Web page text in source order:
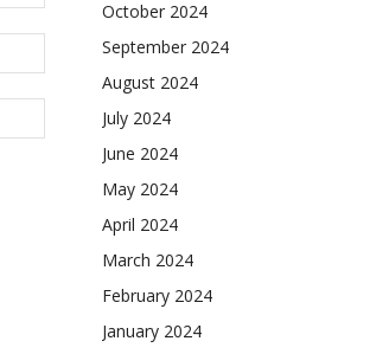
October 2024
September 2024
August 2024
July 2024
June 2024
May 2024
April 2024
March 2024
February 2024
January 2024